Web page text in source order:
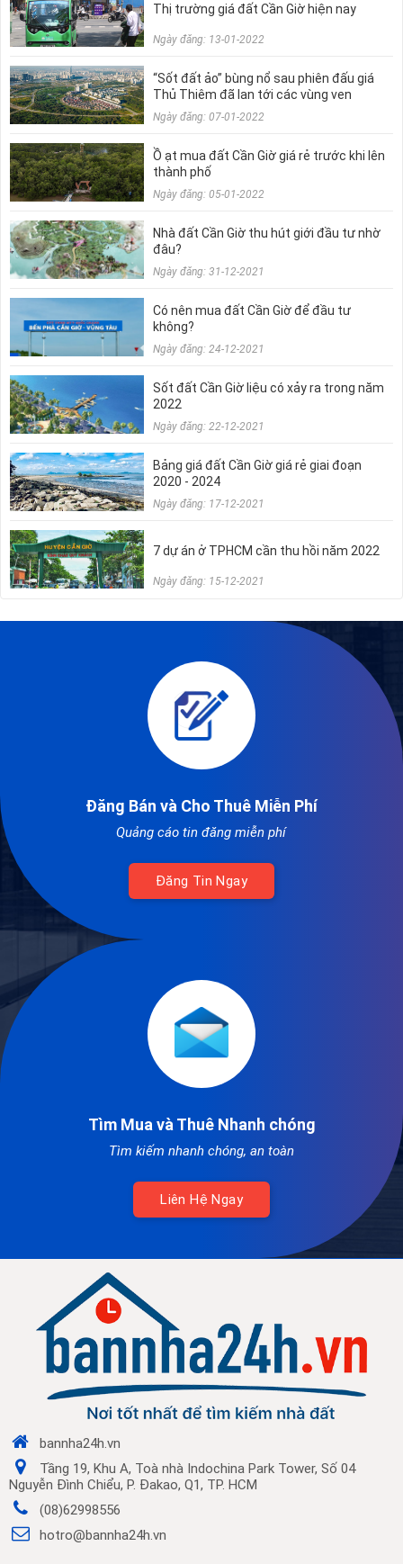
Thị trường giá đất Cần Giờ hiện nay
Ngày đăng: 13-01-2022
“Sốt đất ảo” bùng nổ sau phiên đấu giá
Thủ Thiêm đã lan tới các vùng ven
Ngày đăng: 07-01-2022
Ồ ạt mua đất Cần Giờ giá rẻ trước khi lên
thành phố
Ngày đăng: 05-01-2022
Nhà đất Cần Giờ thu hút giới đầu tư nhờ
đâu?
Ngày đăng: 31-12-2021
Có nên mua đất Cần Giờ để đầu tư
không?
Ngày đăng: 24-12-2021
Sốt đất Cần Giờ liệu có xảy ra trong năm
2022
Ngày đăng: 22-12-2021
Bảng giá đất Cần Giờ giá rẻ giai đoạn
2020 - 2024
Ngày đăng: 17-12-2021
7 dự án ở TPHCM cần thu hồi năm 2022
Ngày đăng: 15-12-2021
Đăng Bán và Cho Thuê Miễn Phí
Quảng cáo tin đăng miễn phí
Đăng Tin Ngay
Tìm Mua và Thuê Nhanh chóng
Tìm kiếm nhanh chóng, an toàn
Liên Hệ Ngay
bannha24h.vn
Tầng 19, Khu A, Toà nhà Indochina Park Tower, Số 04
Nguyễn Đình Chiểu, P. Đakao, Q1, TP. HCM
(08)62998556
hotro@bannha24h.vn